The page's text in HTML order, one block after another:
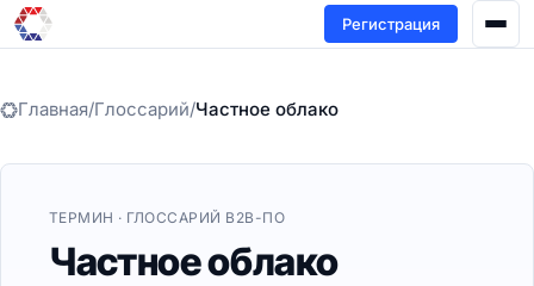
Регистрация
Главная/Глоссарий/Частное облако
ТЕРМИН · ГЛОССАРИЙ B2B-ПО
Частное облако